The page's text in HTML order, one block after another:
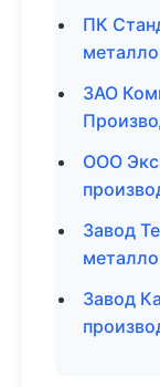
ПК
ЗАО
ООО
Завод
Завод